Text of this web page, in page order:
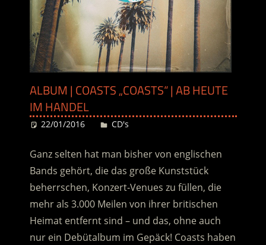
ALBUM | COASTS „COASTS“ | AB HEUTE
IM HANDEL
22/01/2016 Desiree
CD's
Ganz selten hat man bisher von englischen
Bands gehört, die das große Kunststück
beherrschen, Konzert-Venues zu füllen, die
mehr als 3.000 Meilen von ihrer britischen
Heimat entfernt sind – und das, ohne auch
nur ein Debütalbum im Gepäck! Coasts haben